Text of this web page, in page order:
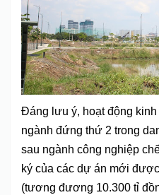
Đáng lưu ý, hoạt động
ngành đứng thứ 2 trong
sau ngành công nghiệp
ký của các dự án mới
(tương đương 10.300 tỉ